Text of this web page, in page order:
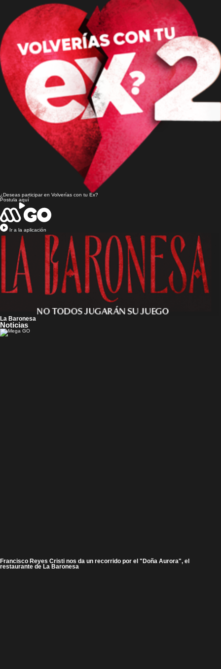
¿Deseas participar en Volverías con tu Ex?
Postula aquí
Ir a la aplicación
La Baronesa
Noticias
Francisco Reyes Cristi nos da un recorrido por el "Doña Aurora", el
restaurante de La Baronesa